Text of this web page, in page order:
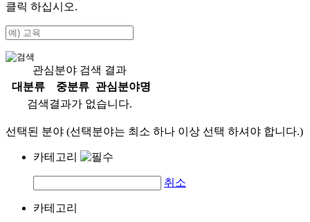
클릭 하십시오.
관심분야 검색 결과
대분류
중분류
관심분야명
검색결과가 없습니다.
선택된 분야 (선택분야는 최소 하나 이상 선택 하셔야 합니다.)
카테고리
취소
카테고리